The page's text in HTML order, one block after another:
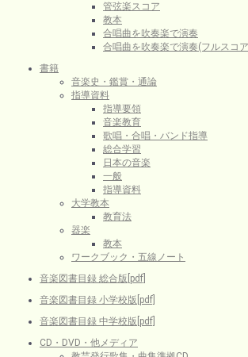
管弦楽スコア
教本
合唱曲を吹奏楽で演奏
合唱曲を吹奏楽で演奏(フルスコ
書籍
音楽史・鑑賞・通論
指導資料
指導要領
音楽教育
歌唱・合唱・バンド指導
総合学習
日本の音楽
一般
指導資料
大学教本
教育法
器楽
教本
ワークブック・五線ノート
音楽図書目録 総合版[pdf]
音楽図書目録 小学校版[pdf]
音楽図書目録 中学校版[pdf]
CD・DVD・他メディア